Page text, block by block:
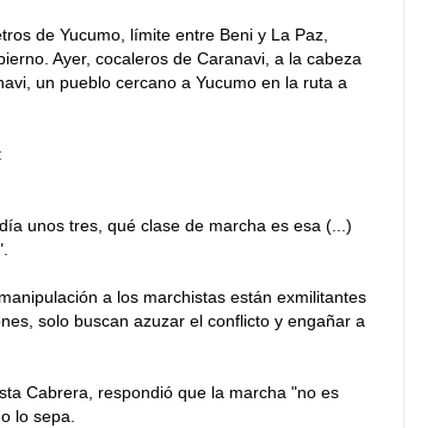
de Yucumo, límite entre Beni y La Paz,
Ayer, cocaleros de Caranavi, a la cabeza
un pueblo cercano a Yucumo en la ruta a
unos tres, qué clase de marcha es esa (...)
a los marchistas están exmilitantes
solo buscan azuzar el conflicto y engañar a
Cabrera, respondió que la marcha "no es
lo sepa.